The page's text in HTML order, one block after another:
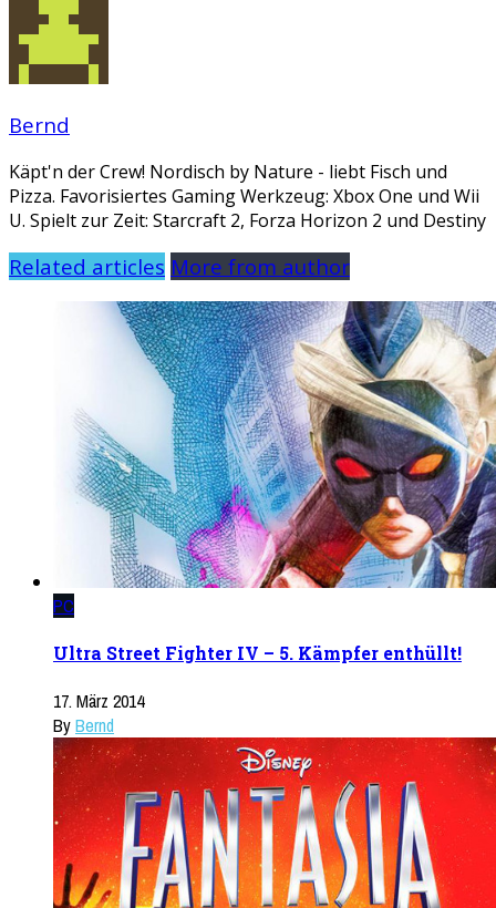
Bernd
Käpt'n der Crew! Nordisch by Nature - liebt Fisch und
Pizza. Favorisiertes Gaming Werkzeug: Xbox One und Wii
U. Spielt zur Zeit: Starcraft 2, Forza Horizon 2 und Destiny
Related articles More from author
PC
Ultra Street Fighter IV – 5. Kämpfer enthüllt!
17. März 2014
ByBernd